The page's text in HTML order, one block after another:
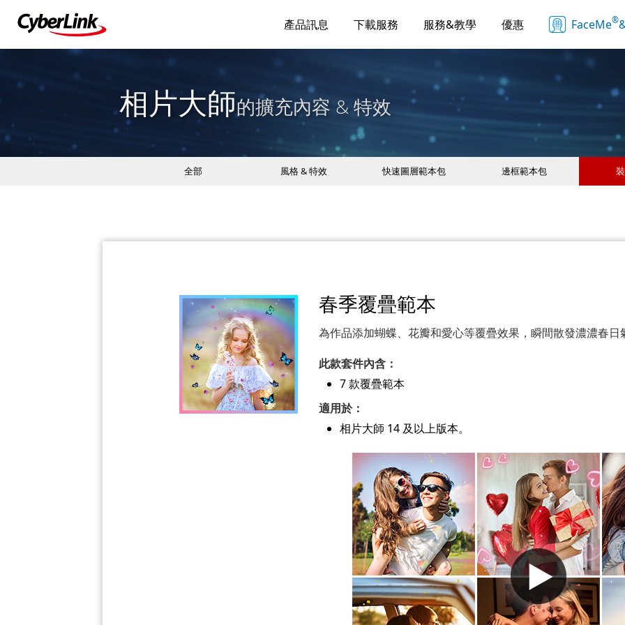
產品訊息 下載服務 服務&教學 優惠 FaceMe®
相片大師的擴充內容 & 特效
全部 風格 & 特效 快速圖層範本包 邊框範本包
春季覆疊範本
為作品添加蝴蝶、花瓣和愛心等覆疊效果，瞬間散發濃濃春日
此款套件內含：
7 款覆疊範本
適用於：
相片大師 14 及以上版本。